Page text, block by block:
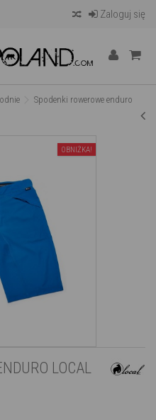
Zaloguj się
Spodenki rowerowe enduro
OBNIŻKA!
LOCAL